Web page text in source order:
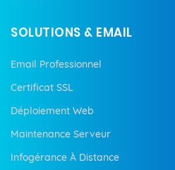
SOLUTIONS & EMAIL
Email Professionnel
Certificat SSL
Déploiement Web
Maintenance Serveur
Infogérance À Distance